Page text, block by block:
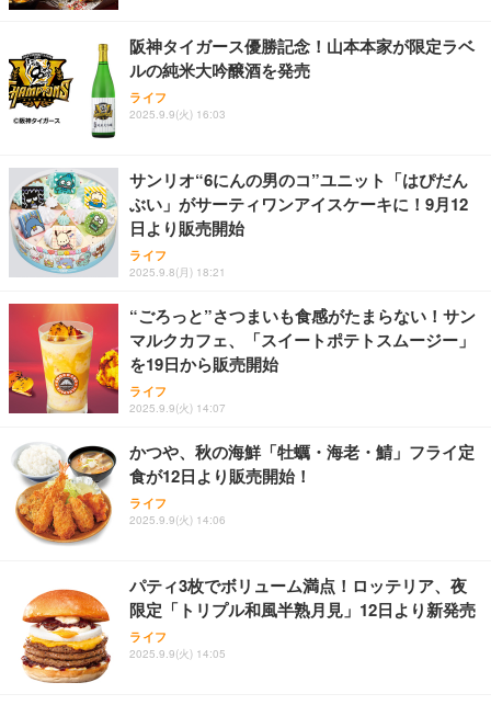
お中元 ギフト 【TV紹介されました♪】 純系 名古屋
コーチン 燻製 4種 セット おつまみ お取り寄せグル
メ 100％国産 高級 地鶏 お肉 ハム ソーセージ 冷凍
Butz Delicatessen おつまみアソートセット 【誕生
日用（バースデーカード付き）】 おつまみセット 6
品 食べ比べ ご自宅用 お中元 合鴨 牛タン ロースト
ビーフ 燻製 詰め合わせ ギフト プレゼント おしゃれ
￥2,952
INI THE MOVIE『I Need I』
IVE THE 1ST WORLD TOUR in CINEMA（字幕版）
阪神タイガース優勝記念！山本本家が限定ラベ
ルの純米大吟醸酒を発売
ライフ
2025.9.9(火) 16:03
サンリオ“6にんの男のコ”ユニット「はぴだん
ぶい」がサーティワンアイスケーキに！9月12
日より販売開始
ライフ
2025.9.8(月) 18:21
“ごろっと”さつまいも食感がたまらない！サン
マルクカフェ、「スイートポテトスムージー」
を19日から販売開始
ライフ
2025.9.9(火) 14:07
かつや、秋の海鮮「牡蠣・海老・鯖」フライ定
食が12日より販売開始！
ライフ
2025.9.9(火) 14:06
パティ3枚でボリューム満点！ロッテリア、夜
限定「トリプル和風半熟月見」12日より新発売
ライフ
2025.9.9(火) 14:05